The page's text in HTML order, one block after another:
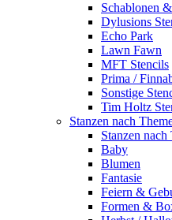
Schablonen
Dylusions
Echo Park
Lawn Fawn
MFT Stencils
Prima /
Sonstige
Tim Holtz
Stanzen nach
Stanzen nach
Baby
Blumen
Fantasie
Feiern &
Formen &